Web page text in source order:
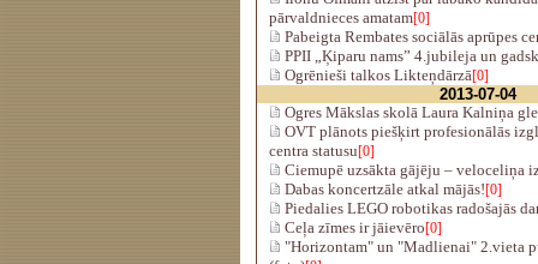
pārvaldnieces amatam[0]
Pabeigta Rembates sociālās aprūpes
PPII „Ķiparu nams” 4.jubileja un
Ogrēnieši talkos Likteņdārzā[0]
2013-07-04
Ogres Mākslas skolā Laura Kalniņa
OVT plānots piešķirt profesionālās
centra statusu[0]
Ciemupē uzsākta gājēju – veloceliņa
Dabas koncertzāle atkal mājās![0]
Piedalies LEGO robotikas radošajās
Ceļa zīmes ir jāievēro[0]
"Horizontam" un "Madlienai" 2.vieta